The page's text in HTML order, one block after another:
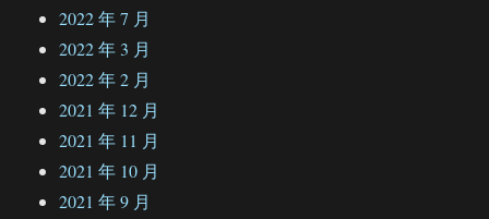
2022 年 7 月
2022 年 3 月
2022 年 2 月
2021 年 12 月
2021 年 11 月
2021 年 10 月
2021 年 9 月